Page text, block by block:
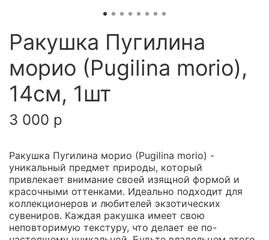
Ракушка Пугилина
морио (Pugilina morio),
14см, 1шт
3 000 р
Ракушка Пугилина морио (Pugilina morio) -
уникальный предмет природы, который
привлекает внимание своей изящной формой и
красочными оттенками. Идеально подходит для
коллекционеров и любителей экзотических
сувениров. Каждая ракушка имеет свою
неповторимую текстуру, что делает ее по-